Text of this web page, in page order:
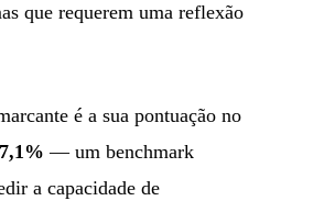
que requerem uma reflexão
é a sua pontuação no
— um benchmark
a capacidade de